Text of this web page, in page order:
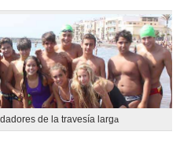
de la travesía larga